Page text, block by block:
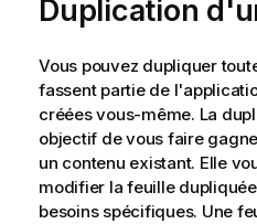
Duplication
Vous pouvez dupliquer
fassent partie de
créées vous-même. La
objectif de vous faire
un contenu existant. Elle
modifier la feuille
besoins spécifiques. Une